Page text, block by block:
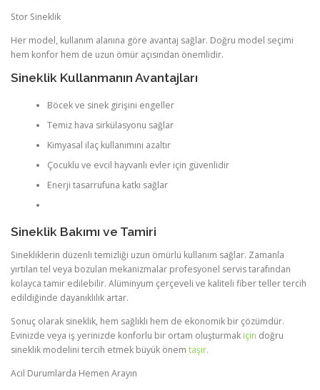
Stor Sineklik
Her model, kullanım alanına göre avantaj sağlar. Doğru model seçimi
hem konfor hem de uzun ömür açısından önemlidir.
Sineklik Kullanmanın Avantajları
Böcek ve sinek girişini engeller
Temiz hava sirkülasyonu sağlar
Kimyasal ilaç kullanımını azaltır
Çocuklu ve evcil hayvanlı evler için güvenlidir
Enerji tasarrufuna katkı sağlar
Sineklik Bakımı ve Tamiri
Sinekliklerin düzenli temizliği uzun ömürlü kullanım sağlar. Zamanla
yırtılan tel veya bozulan mekanizmalar profesyonel servis tarafından
kolayca tamir edilebilir. Alüminyum çerçeveli ve kaliteli fiber teller tercih
edildiğinde dayanıklılık artar.
Sonuç olarak sineklik, hem sağlıklı hem de ekonomik bir çözümdür.
Evinizde veya iş yerinizde konforlu bir ortam oluşturmak için doğru
sineklik modelini tercih etmek büyük önem taşır.
Acil Durumlarda Hemen Arayın